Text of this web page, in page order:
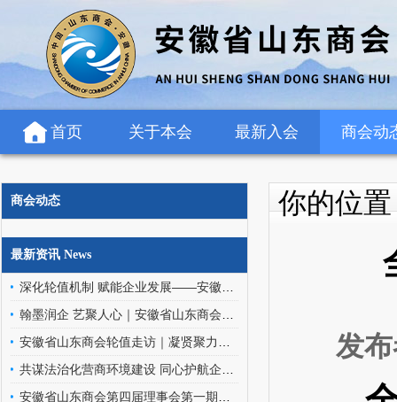
首页 关于本会 最新入会 商会动
商会动态
最新资讯 News
你的位
发